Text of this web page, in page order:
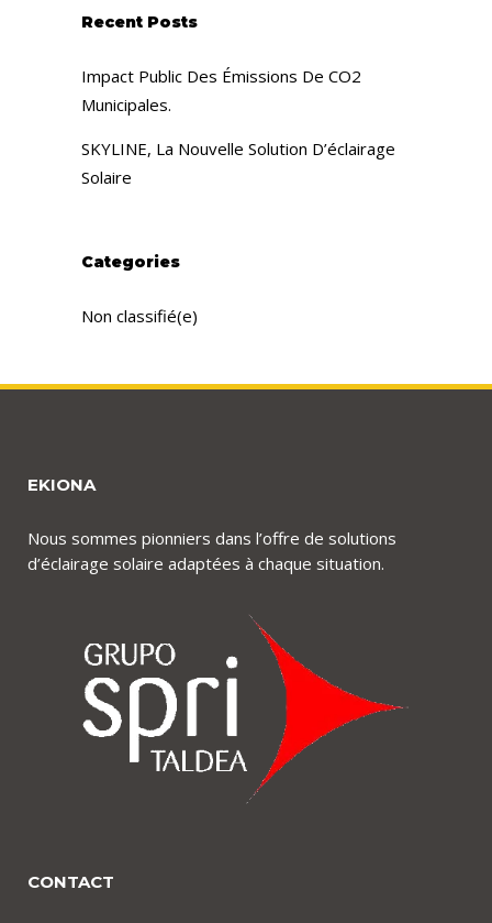
Recent Posts
Impact Public Des Émissions De CO2
Municipales.
SKYLINE, La Nouvelle Solution D’éclairage
Solaire
Categories
Non classifié(e)
EKIONA
Nous sommes pionniers dans l’offre de solutions
d’éclairage solaire adaptées à chaque situation.
CONTACT